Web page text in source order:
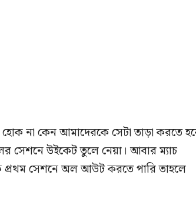
হোক না কেন আমাদেরকে সেটা তাড়া করতে
সেশনে উইকেট তুলে নেয়া। আবার ম্যাচ
প্রথম সেশনে অল আউট করতে পারি তাহলে